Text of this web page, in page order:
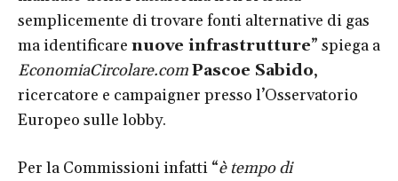
semplicemente di trovare fonti alternative di gas
ma identificare nuove infrastrutture” spiega a
EconomiaCircolare.comPascoe Sabido,
ricercatore e campaigner presso l’Osservatorio
Europeo sulle lobby.
Per la Commissioni infatti “è tempo di